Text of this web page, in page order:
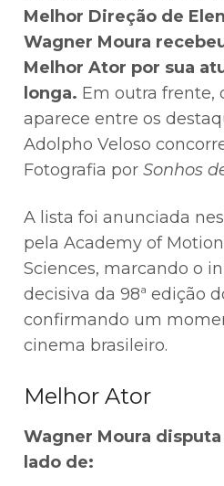
Melhor Direção de
Wagner Moura
Melhor Ator por sua
longa. Em outra frente,
aparece entre os
Adolpho Veloso
Fotografia porSonhos
A lista foi anunciada
pela Academy of
Sciences, marcando o
decisiva da 98ª edição
confirmando um
cinema brasileiro.
Melhor Ator
Wagner Moura
lado de: